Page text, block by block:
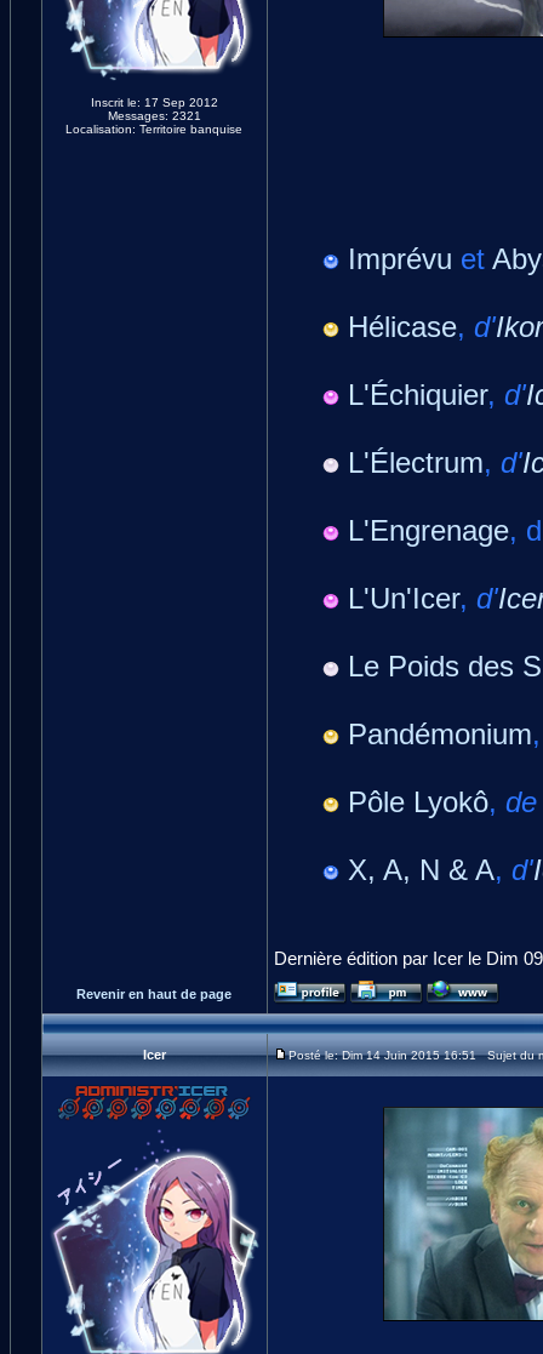
Inscrit le: 17 Sep 2012
Messages: 2321
Localisation: Territoire banquise
Imprévu et
Hélicase, d'
L'Échiquier, d'
L'Électrum, d'
L'Engrenage,
L'Un'Icer, d'
Le Poids des
Pandémonium
Pôle Lyokô,
X, A, N & A, d'
Dernière édition par Icer le Dim
Revenir en haut de page
Icer Posté le: Dim 14 Juin 2015 16:51 Sujet du